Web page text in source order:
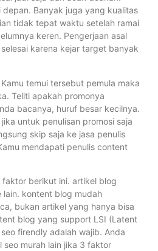
Banyak juga yang kualitas
tidak tepat waktu setelah ramai
keren. Pengerjaan asal
karena kejar target banyak
temui tersebut pemula maka
Teliti apakah promonya
bacanya, huruf besar kecilnya.
untuk penulisan promosi saja
skip saja ke jasa penulis
mendapati penulis content
faktor berikut ini. artikel blog
lain. kontent blog mudah
bukan artikel yang hanya bisa
blog yang support LSI (Latent
firendly adalah wajib. Anda
seo murah lain jika 3 faktor